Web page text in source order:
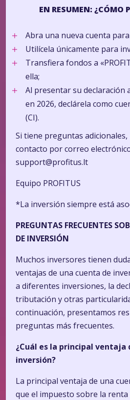
EN RESUMEN: ¿CÓMO
Abra una nueva cuenta
Utilícela únicamente para
Transfiera fondos a
ella;
Al presentar su declaración
en 2026, declárela como
(CI).
Si tiene preguntas
contacto por correo
support@profitus.lt
Equipo PROFITUS
*La inversión siempre está
PREGUNTAS FRECUENTES
DE INVERSIÓN
Muchos inversores tienen
ventajas de una cuenta de
a diferentes inversiones, la
tributación y otras
continuación, presentamos
preguntas más frecuentes.
¿Cuál es la principal ventaja
inversión?
La principal ventaja de una
que el impuesto sobre la renta